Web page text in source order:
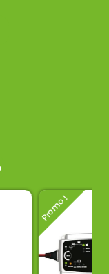
Promo !